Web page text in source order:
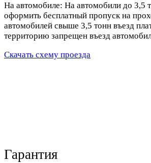
На автомобиле: На автомобили до 3,5
оформить бесплатный пропуск на
автомобилей свыше 3,5 тонн въезд
территорию запрещен въезд
Скачать схему проезда
Гарантия